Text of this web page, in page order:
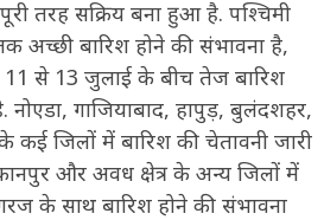
तरह सक्रिय बना हुआ है. पश्चिमी
अच्छी बारिश होने की संभावना है,
11 से 13 जुलाई के बीच तेज बारिश
नोएडा, गाजियाबाद, हापुड़, बुलंदशहर,
कई जिलों में बारिश की चेतावनी जारी
और अवध क्षेत्र के अन्य जिलों में
के साथ बारिश होने की संभावना